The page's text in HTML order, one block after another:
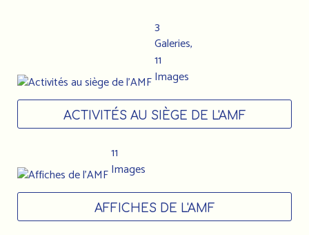
3
Galeries,
11
Images
ACTIVITÉS AU SIÈGE DE L'AMF
11
Images
AFFICHES DE L'AMF